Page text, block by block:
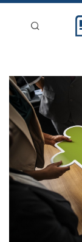
新聞稿分類
登入
刊登